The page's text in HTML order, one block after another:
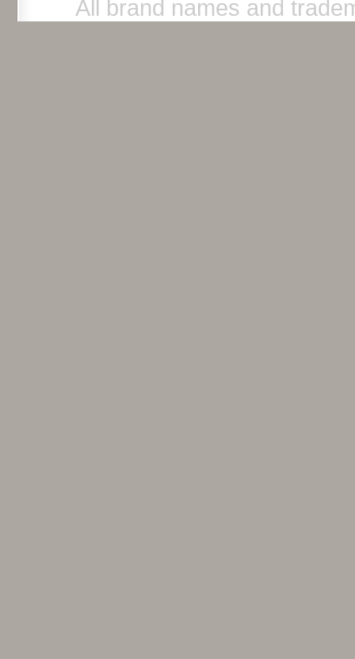
All brand names and